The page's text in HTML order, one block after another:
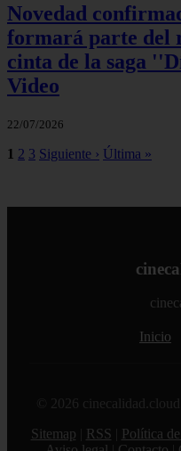
Novedad
formará parte del
cinta de la saga
Video
22/07/2026
1 2 3 Siguiente › Última »
Inicio
© 2026
Sitemap
RSS Política